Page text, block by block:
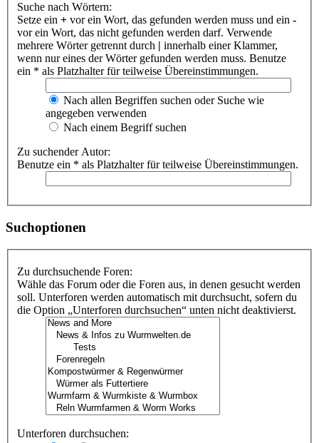
Suche nach Wörtern:
Setze ein + vor ein Wort, das gefunden werden muss und ein -
vor ein Wort, das nicht gefunden werden darf. Verwende
mehrere Wörter getrennt durch | innerhalb einer Klammer,
wenn nur eines der Wörter gefunden werden muss. Benutze
ein * als Platzhalter für teilweise Übereinstimmungen.
Nach allen Begriffen suchen oder Suche wie
angegeben verwenden
Nach einem Begriff suchen
Zu suchender Autor:
Benutze ein * als Platzhalter für teilweise Übereinstimmungen.
Suchoptionen
Zu durchsuchende Foren:
Wähle das Forum oder die Foren aus, in denen gesucht werden
soll. Unterforen werden automatisch mit durchsucht, sofern du
die Option „Unterforen durchsuchen“ unten nicht deaktivierst.
Unterforen durchsuchen: